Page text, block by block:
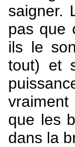
saigner.
pas que
ils le
tout) et
que les
dans la